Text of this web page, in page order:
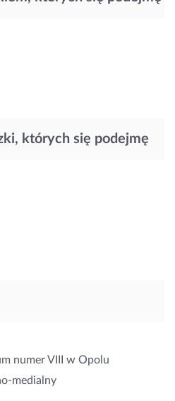
których się podejmę
numer VIII w Opolu
medialny